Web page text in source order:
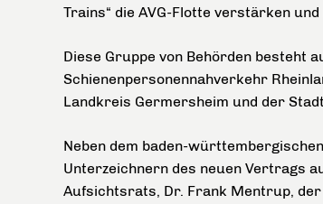
Trains“ die AVG-Flotte verstärken
Diese Gruppe von Behörden besteht
Schienenpersonennahverkehr
Landkreis Germersheim und der
Neben dem baden-
Unterzeichnern des neuen Vertrags
Aufsichtsrats, Dr. Frank Mentrup,